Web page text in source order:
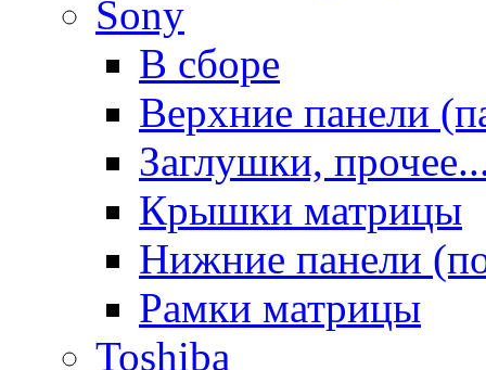
Sony
В сборе
Верхние панели
Заглушки,
Крышки матрицы
Нижние панели
Рамки матрицы
Toshiba